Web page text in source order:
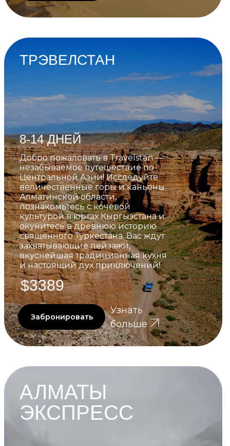
ТРЭВЕЛСТАН
Узнать
больше
Добро пожаловать в Travelstan —
незабываемое путешествие по
Центральной Азии! Исследуйте
величественные горы и каньоны
Алматинской области,
познакомьтесь с кочевой
культурой в юртах Кыргызстана и
окунитесь в древнюю историю
священного Туркестана. Вас ждут
захватывающие пейзажи,
вкуснейшая традиционная кухня
и настоящий дух приключений!
$3389
8-14 ДНЕЙ
Забронировать
АЛМАТЫ
ЭКСПРЕСС